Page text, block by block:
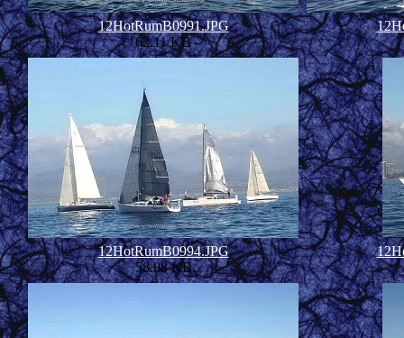
12HotRumB0991.JPG
62.11 KB
12HotRumB0994.JPG
58.08 KB